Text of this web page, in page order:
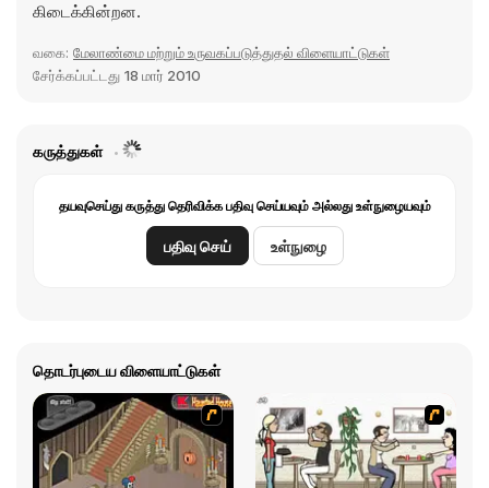
கிடைக்கின்றன.
வகை: மேலாண்மை மற்றும் உருவகப்படுத்துதல் விளையாட்டுகள்
சேர்க்கப்பட்டது 18 மார் 2010
கருத்துகள்
தயவுசெய்து கருத்து தெரிவிக்க பதிவு செய்யவும் அல்லது உள்நுழையவும்
பதிவு செய் உள்நுழை
தொடர்புடைய விளையாட்டுகள்